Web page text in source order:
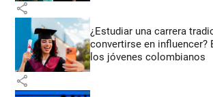
share
¿Estudiar una carrera
convertirse en influencer?
los jóvenes colombianos
share